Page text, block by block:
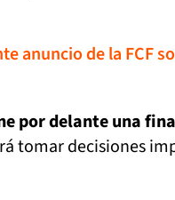
anuncio de la FCF
por delante una
tomar decisiones